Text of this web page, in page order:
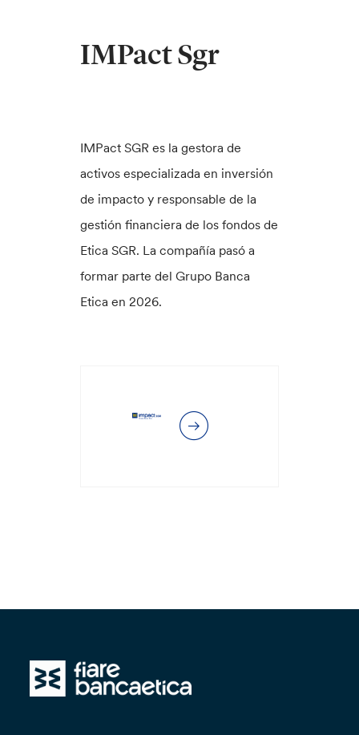
IMPact Sgr
IMPact SGR es la gestora de
activos especializada en inversión
de impacto y responsable de la
gestión financiera de los fondos de
Etica SGR. La compañía pasó a
formar parte del Grupo Banca
Etica en 2026.